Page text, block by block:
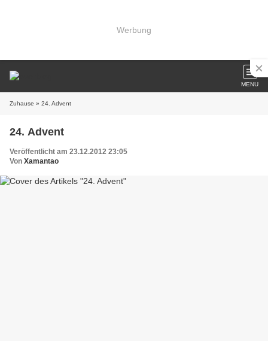
Werbung
MENU
Zuhause » 24. Advent
24. Advent
Veröffentlicht am 23.12.2012 23:05
Von Xamantao